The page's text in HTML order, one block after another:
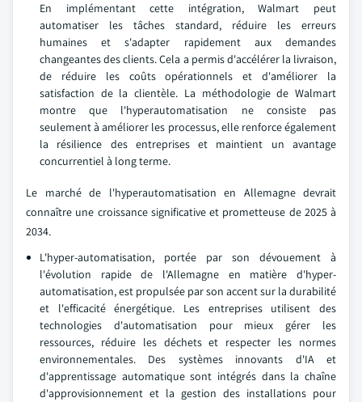
En implémentant cette intégration, Walmart peut
automatiser les tâches standard, réduire les erreurs
humaines et s'adapter rapidement aux demandes
changeantes des clients. Cela a permis d'accélérer la livraison,
de réduire les coûts opérationnels et d'améliorer la
satisfaction de la clientèle. La méthodologie de Walmart
montre que l'hyperautomatisation ne consiste pas
seulement à améliorer les processus, elle renforce également
la résilience des entreprises et maintient un avantage
concurrentiel à long terme.
Le marché de l'hyperautomatisation en Allemagne devrait
connaître une croissance significative et prometteuse de 2025 à
2034.
L'hyper-automatisation, portée par son dévouement à
l'évolution rapide de l'Allemagne en matière d'hyper-
automatisation, est propulsée par son accent sur la durabilité
et l'efficacité énergétique. Les entreprises utilisent des
technologies d'automatisation pour mieux gérer les
ressources, réduire les déchets et respecter les normes
environnementales. Des systèmes innovants d'IA et
d'apprentissage automatique sont intégrés dans la chaîne
d'approvisionnement et la gestion des installations pour